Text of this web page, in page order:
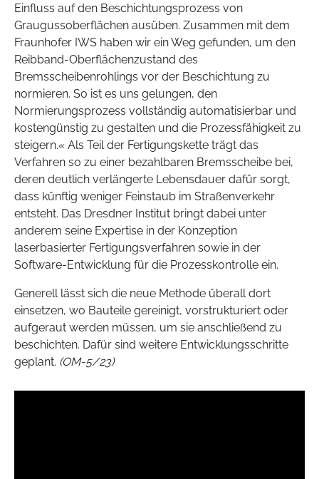
Einfluss auf den Beschichtungsprozess von
Graugussoberflächen ausüben. Zusammen mit dem
Fraunhofer IWS haben wir ein Weg gefunden, um den
Reibband-Oberflächenzustand des
Bremsscheibenrohlings vor der Beschichtung zu
normieren. So ist es uns gelungen, den
Normierungsprozess vollständig automatisierbar und
kostengünstig zu gestalten und die Prozessfähigkeit zu
steigern.« Als Teil der Fertigungskette trägt das
Verfahren so zu einer bezahlbaren Bremsscheibe bei,
deren deutlich verlängerte Lebensdauer dafür sorgt,
dass künftig weniger Feinstaub im Straßenverkehr
entsteht. Das Dresdner Institut bringt dabei unter
anderem seine Expertise in der Konzeption
laserbasierter Fertigungsverfahren sowie in der
Software-Entwicklung für die Prozesskontrolle ein.
Generell lässt sich die neue Methode überall dort
einsetzen, wo Bauteile gereinigt, vorstrukturiert oder
aufgeraut werden müssen, um sie anschließend zu
beschichten. Dafür sind weitere Entwicklungsschritte
geplant. (OM-5/23)